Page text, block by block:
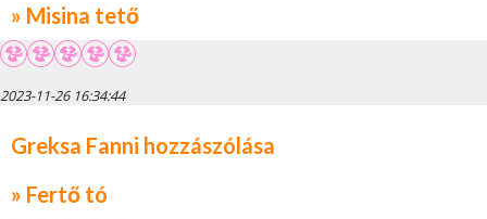
» Misina tető
2023-11-26 16:34:44
Greksa Fanni hozzászólása
» Fertő tó